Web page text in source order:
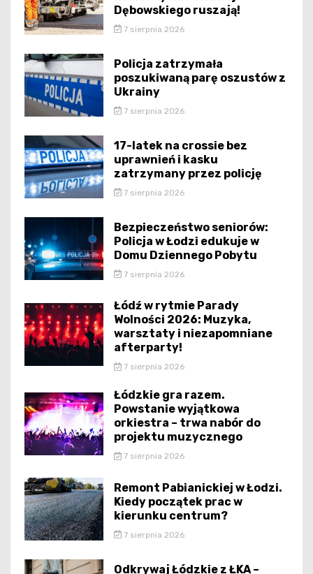
Dębowskiego ruszają!
7 sierpnia 2026
Policja zatrzymała
poszukiwaną parę oszustów z
Ukrainy
7 sierpnia 2026
17-latek na crossie bez
uprawnień i kasku
zatrzymany przez policję
7 sierpnia 2026
Bezpieczeństwo seniorów:
Policja w Łodzi edukuje w
Domu Dziennego Pobytu
7 sierpnia 2026
Łódź w rytmie Parady
Wolności 2026: Muzyka,
warsztaty i niezapomniane
afterparty!
7 sierpnia 2026
Łódzkie gra razem.
Powstanie wyjątkowa
orkiestra – trwa nabór do
projektu muzycznego
7 sierpnia 2026
Remont Pabianickiej w Łodzi.
Kiedy początek prac w
kierunku centrum?
7 sierpnia 2026
Odkrywaj Łódzkie z ŁKA –